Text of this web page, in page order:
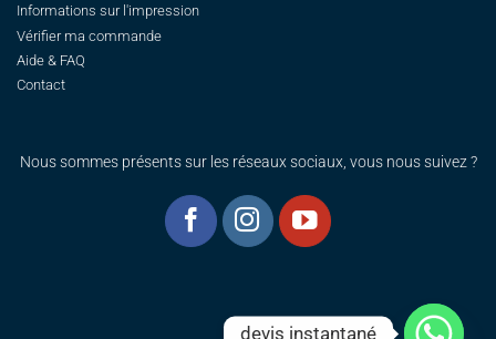
Informations sur l'impression
Vérifier ma commande
Aide & FAQ
Contact
Nous sommes présents sur les réseaux sociaux, vous nous suivez ?
devis instantané